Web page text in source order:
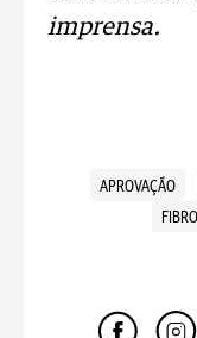
imprensa.
APROVAÇÃO